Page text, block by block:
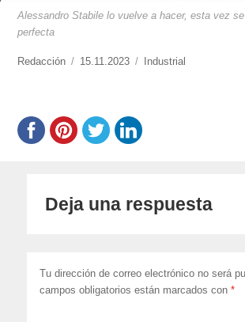
Alessandro Stabile lo vuelve a hacer, esta vez
perfecta
https://www.experimenta.es/author/redaccion/
Redacción
Publicado
15.11.2023 Categorías
Industrial
Deja una respuesta
Tu dirección de correo electrónico no será
campos obligatorios están marcados con*